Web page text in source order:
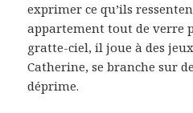
exprimer ce qu’ils
appartement tout de verre
gratte-ciel, il joue à des
Catherine, se branche sur
déprime.